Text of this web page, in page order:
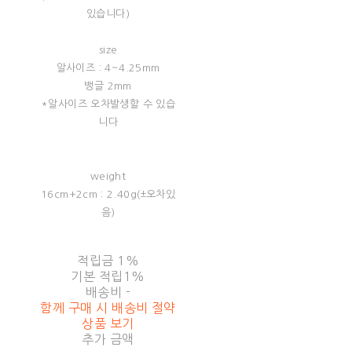
있습니다)
size
알사이즈 : 4~4.25mm
뱅글 2mm
*알사이즈 오차발생할 수 있습
니다
weight
16cm+2cm : 2.40g(±오차있
음)
적립금 1%
기본 적립 1%
배송비 -
함께 구매 시 배송비 절약
상품 보기
추가 금액